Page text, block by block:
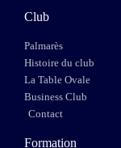
Club
Palmarès
Histoire du club
La Table Ovale
Business Club
Contact
Formation